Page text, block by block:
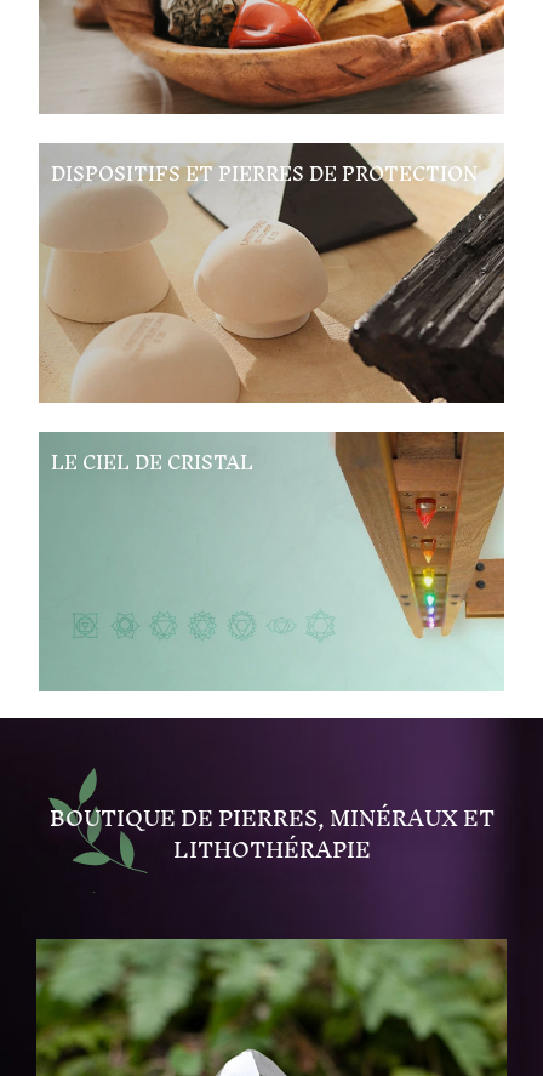
DISPOSITIFS ET PIERRES DE PROTECTION
LE CIEL DE CRISTAL
BOUTIQUE DE PIERRES, MINÉRAUX ET
LITHOTHÉRAPIE